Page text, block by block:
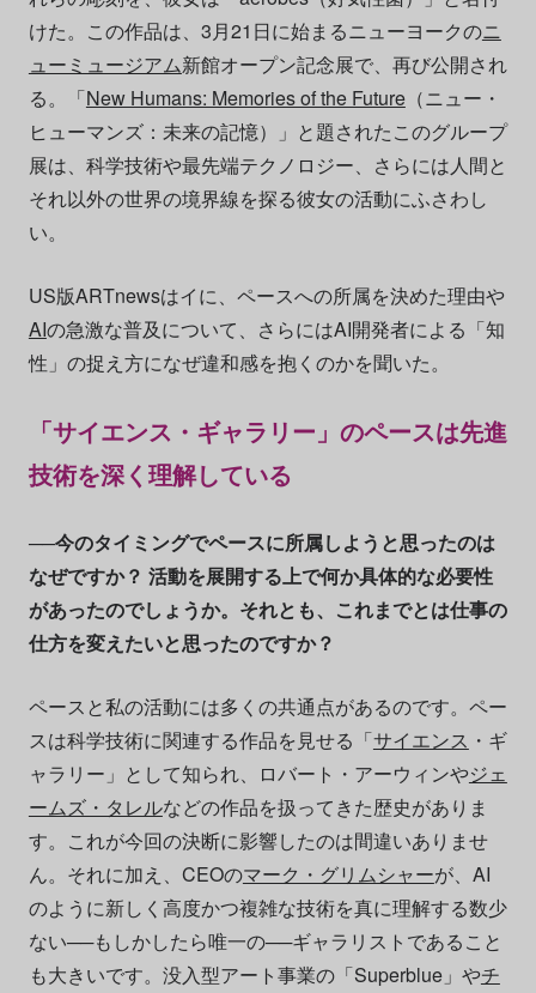
けた。この作品は、3月21日に始まるニューヨークのニ
ューミュージアム新館オープン記念展で、再び公開され
る。「New Humans: Memories of the Future（ニュー・
ヒューマンズ：未来の記憶）」と題されたこのグループ
展は、科学技術や最先端テクノロジー、さらには人間と
それ以外の世界の境界線を探る彼女の活動にふさわし
い。
US版ARTnewsはイに、ペースへの所属を決めた理由や
AIの急激な普及について、さらにはAI開発者による「知
性」の捉え方になぜ違和感を抱くのかを聞いた。
「サイエンス・ギャラリー」のペースは先進
技術を深く理解している
──今のタイミングでペースに所属しようと思ったのは
なぜですか？ 活動を展開する上で何か具体的な必要性
があったのでしょうか。それとも、これまでとは仕事の
仕方を変えたいと思ったのですか？
ペースと私の活動には多くの共通点があるのです。ペー
スは科学技術に関連する作品を見せる「サイエンス ・ギ
ャラリー」として知られ、ロバート・アーウィンやジェ
ームズ・タレルなどの作品を扱ってきた歴史がありま
す。これが今回の決断に影響したのは間違いありませ
ん。それに加え、CEOのマーク・グリムシャーが、AI
のように新しく高度かつ複雑な技術を真に理解する数少
ない──もしかしたら唯一の──ギャラリストであること
も大きいです。没入型アート事業の「Superblue」やチ